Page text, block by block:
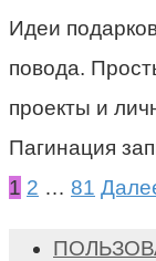
Идеи
повода.
проекты и
Пагинация
1 2 … 81